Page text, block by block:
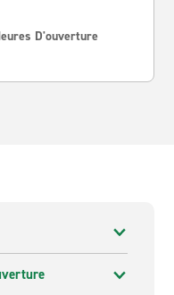
D'ouverture